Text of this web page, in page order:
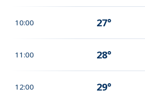
10:00 27°
11:00 28°
12:00 29°